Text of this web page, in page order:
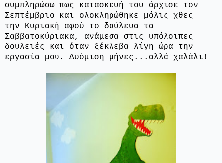
συμπληρώσω πως κατασκευή του άρχισε τον
Σεπτέμβριο και ολοκληρώθηκε μόλις χθες
την Κυριακή αφού το δούλευα τα
Σαββατοκύριακα, ανάμεσα στις υπόλοιπες
δουλειές και όταν ξέκλεβα λίγη ώρα την
εργασία μου. Δυόμιση μήνες...αλλά χαλάλι!